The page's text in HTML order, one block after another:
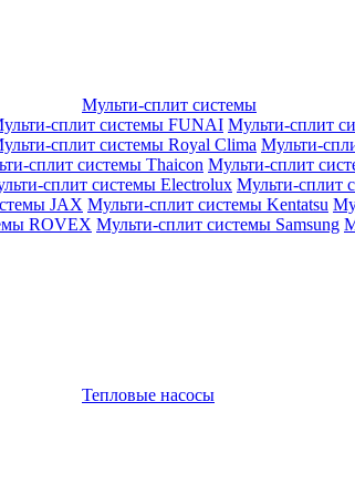
Мульти-сплит системы
сплит системы FUNAI Мульти-сплит
сплит системы Royal Clima Мульти-
сплит системы Thaicon Мульти-сплит
сплит системы Electrolux Мульти-сплит
JAX Мульти-сплит системы Kentatsu
ROVEX Мульти-сплит системы Samsung
Тепловые насосы